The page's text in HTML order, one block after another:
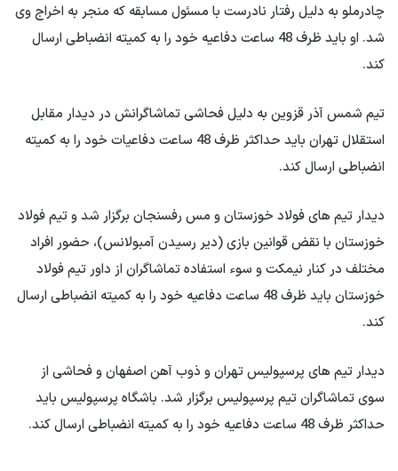
چادرملو به دلیل رفتار نادرست با مسئول مسابقه که منجر به اخراج وی
شد. او باید ظرف 48 ساعت دفاعیه خود را به کمیته انضباطی ارسال
کند.
تیم شمس آذر قزوین به دلیل فحاشی تماشاگرانش در دیدار مقابل
استقلال تهران باید حداکثر ظرف 48 ساعت دفاعیات خود را به کمیته
انضباطی ارسال کند.
دیدار تیم های فولاد خوزستان و مس رفسنجان برگزار شد و تیم فولاد
خوزستان با نقض قوانین بازی (دیر رسیدن آمبولانس)، حضور افراد
مختلف در کنار نیمکت و سوء استفاده تماشاگران از داور تیم فولاد
خوزستان باید ظرف 48 ساعت دفاعیه خود را به کمیته انضباطی ارسال
کند.
دیدار تیم های پرسپولیس تهران و ذوب آهن اصفهان و فحاشی از
سوی تماشاگران تیم پرسپولیس برگزار شد. باشگاه پرسپولیس باید
حداکثر ظرف 48 ساعت دفاعیه خود را به کمیته انضباطی ارسال کند.